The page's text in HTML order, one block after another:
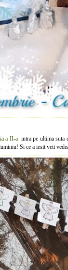
a II-a intra pe ultima suta
Si ce a iesit veti